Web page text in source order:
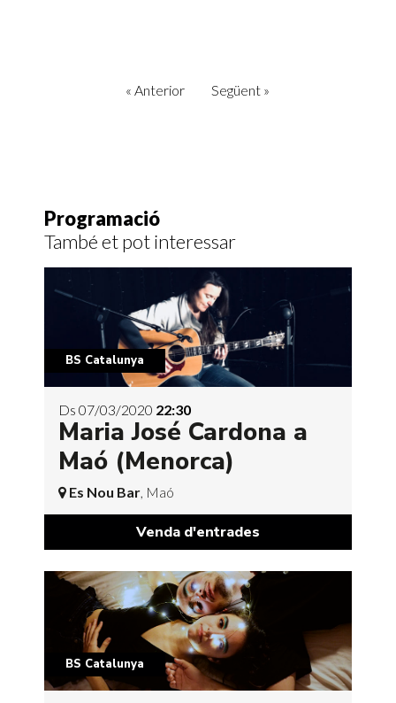
« Anterior Següent »
Programació
També et pot interessar
BS Catalunya
Ds 07/03/2020 22:30
Maria José Cardona a
Maó (Menorca)
Es Nou Bar, Maó
Venda d'entrades
BS Catalunya